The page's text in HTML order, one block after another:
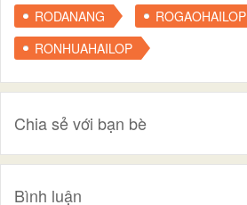
RODANANG
ROGAOHAILOP
RONHUAHAILOP
Chia sẻ với bạn bè
Bình luận